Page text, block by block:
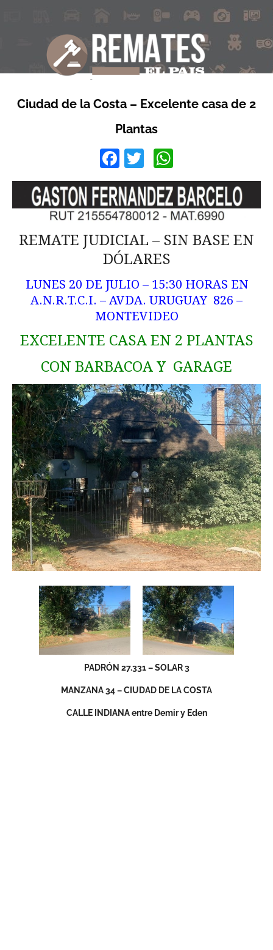
Ciudad de la Costa – Excelente casa de 2
Plantas
Facebook
Twitter
REMATE JUDICIAL – SIN BASE EN
DÓLARES
LUNES 20 DE JULIO – 15:30 HORAS EN
A.N.R.T.C.I. – AVDA. URUGUAY 826 –
MONTEVIDEO
EXCELENTE CASA EN 2 PLANTAS
CON BARBACOA Y GARAGE
PADRÓN 27.331 – SOLAR 3
MANZANA 34 – CIUDAD DE LA COSTA
CALLE INDIANA entre Demir y Eden